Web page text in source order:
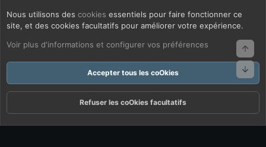
Nous utilisons des cookies essentiels pour faire fonctionner ce
site, et des cookies facultatifs pour améliorer votre expérience.
Voir plus d'informations et configurer vos préférences
Accepter tous les coOkies
Refuser les coOkies facultatifs